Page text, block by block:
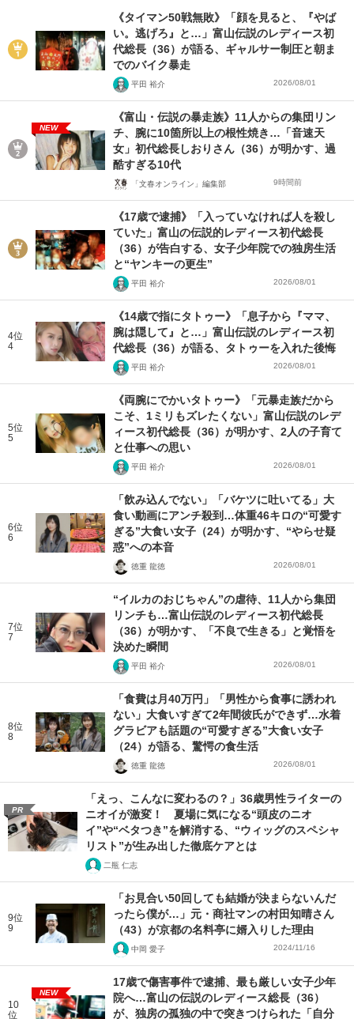
《タイマン50戦無敗》「顔を見ると、『やば
い。逃げろ』と…」富山伝説のレディース初
代総長（36）が語る、ギャルサー制圧と朝ま
でのバイク暴走
平田 裕介 2026/08/01
NEW
《富山・伝説の暴走族》11人からの集団リン
チ、腕に10箇所以上の根性焼き…「音速天
女」初代総長しおりさん（36）が明かす、過
酷すぎる10代
「文春オンライン」編集部 9時間前
《17歳で逮捕》「入っていなければ人を殺し
ていた」富山の伝説的レディース初代総長
（36）が告白する、女子少年院での独房生活
と“ヤンキーの更生”
平田 裕介 2026/08/01
4位
4
《14歳で指にタトゥー》「息子から『ママ、
腕は隠して』と…」富山伝説のレディース初
代総長（36）が語る、タトゥーを入れた後悔
平田 裕介 2026/08/01
5位
5
《両腕にでかいタトゥー》「元暴走族だから
こそ、1ミリもズレたくない」富山伝説のレデ
ィース初代総長（36）が明かす、2人の子育て
と仕事への思い
平田 裕介 2026/08/01
6位
6
「飲み込んでない」「バケツに吐いてる」大
食い動画にアンチ殺到…体重46キロの“可愛す
ぎる”大食い女子（24）が明かす、“やらせ疑
惑”への本音
徳重 龍徳 2026/08/01
7位
7
“イルカのおじちゃん”の虐待、11人から集団
リンチも…富山伝説のレディース初代総長
（36）が明かす、「不良で生きる」と覚悟を
決めた瞬間
平田 裕介 2026/08/01
8位
8
「食費は月40万円」「男性から食事に誘われ
ない」大食いすぎて2年間彼氏ができず…水着
グラビアも話題の“可愛すぎる”大食い女子
（24）が語る、驚愕の食生活
徳重 龍徳 2026/08/01
PR
「えっ、こんなに変わるの？」36歳男性ライターの
ニオイが激変！ 夏場に気になる“頭皮のニオ
イ”や“ベタつき”を解消する、“ウィッグのスペシャ
リスト”が生み出した徹底ケアとは
二瓶 仁志
9位
9
「お見合い50回しても結婚が決まらないんだ
ったら僕が…」元・商社マンの村田知晴さん
（43）が京都の名料亭に婿入りした理由
中岡 愛子 2024/11/16
10
位
NEW
17歳で傷害事件で逮捕、最も厳しい女子少年
院へ…富山の伝説のレディース総長（36）
が、独房の孤独の中で突きつけられた「自分